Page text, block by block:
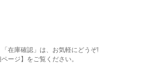
在庫確認」は、お気軽にどうぞ!
ージ】をご覧ください。